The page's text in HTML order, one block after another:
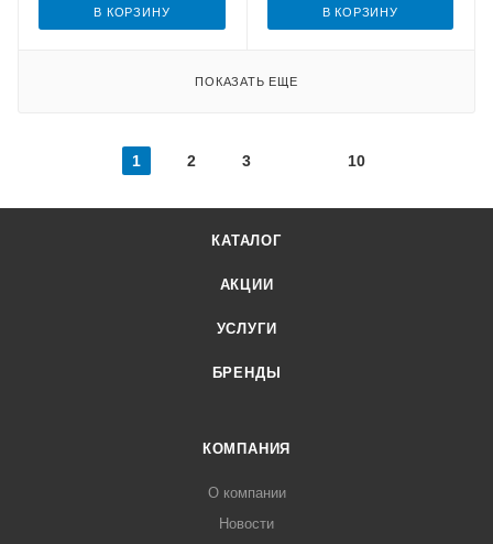
В КОРЗИНУ В КОРЗИНУ
ПОКАЗАТЬ ЕЩЕ
1 2 3 10
КАТАЛОГ
АКЦИИ
УСЛУГИ
БРЕНДЫ
КОМПАНИЯ
О компании
Новости